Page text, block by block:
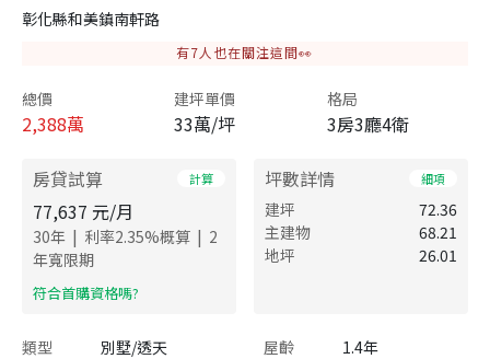
彰化縣和美鎮南軒路
有7人也在關注這間👀
總價
2,388萬
建坪單價
33萬/坪
格局
3房3廳4衛
房貸試算 計算
77,637 元/月
30年 | 利率2.35%概算 | 2
年寬限期
​符合首購資格嗎?
坪數詳情 細項
建坪
72.36
主建物
68.21
地坪
26.01
類型 別墅/透天 屋齡
1.4年